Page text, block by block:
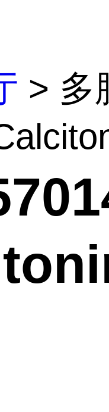
> 多